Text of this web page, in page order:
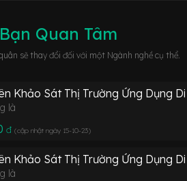
Quan Tâm
sẽ thay đổi đối với một Ngành nghề cụ thể.
Khảo Sát Thị Trường Ứng Dụng
là
đ (cập nhật ngày 15-10-23)
Khảo Sát Thị Trường Ứng Dụng
là